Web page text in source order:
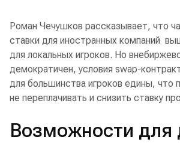
Роман Чечушков рассказывает, что
ставки для иностранных компаний
для локальных игроков. Но
демократичен, условия swap-
для большинства игроков едины, что
не переплачивать и снизить ставку
Возможности для